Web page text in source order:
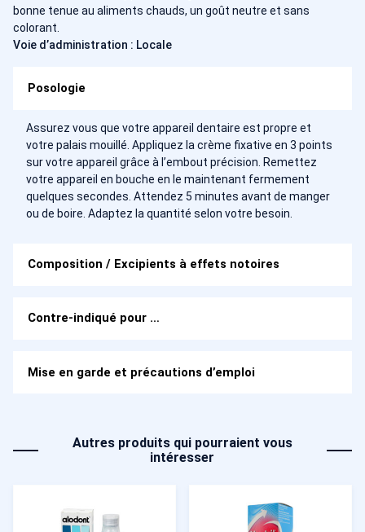
bonne tenue au aliments chauds, un goût neutre et sans
colorant.
Voie d’administration : Locale
Posologie
Assurez vous que votre appareil dentaire est propre et
votre palais mouillé. Appliquez la crème fixative en 3 points
sur votre appareil grâce à l’embout précision. Remettez
votre appareil en bouche en le maintenant fermement
quelques secondes. Attendez 5 minutes avant de manger
ou de boire. Adaptez la quantité selon votre besoin.
Composition / Excipients à effets notoires
Contre-indiqué pour …
Mise en garde et précautions d’emploi
Autres produits qui pourraient vous
intéresser